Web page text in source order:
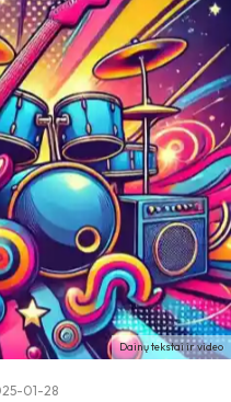
Dainų tekstai ir video
01-28